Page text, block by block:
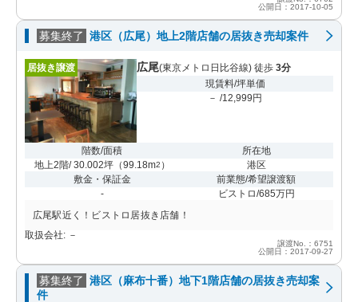
公開日：2017-10-05
募集終了 港区（広尾）地上2階店舗の居抜き売却案件
居抜き譲渡 広尾(東京メトロ日比谷線) 徒歩 3分
現賃料/坪単価
－ /12,999円
階数/面積
地上2階/ 30.002坪（99.18m2 ）
所在地
港区
敷金・保証金
-
前業態/希望譲渡額
ビストロ/685万円
広尾駅近く！ビストロ居抜き店舗！
取扱会社: －
譲渡No.：6751
公開日：2017-09-27
募集終了 港区（麻布十番）地下1階店舗の居抜き売却案
件